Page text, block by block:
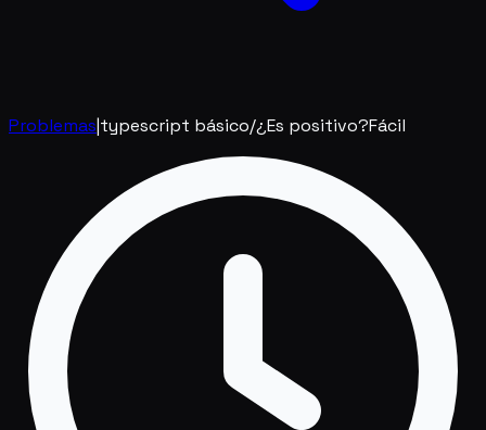
Problemas|typescript básico/¿Es positivo?Fácil